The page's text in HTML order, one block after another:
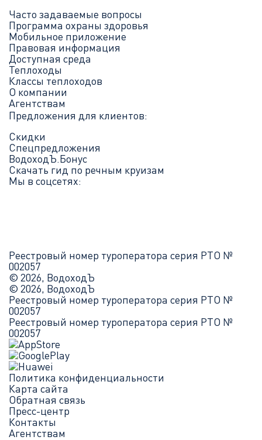
Часто задаваемые вопросы
Программа охраны здоровья
Мобильное приложение
Правовая информация
Доступная среда
Теплоходы
Классы теплоходов
О компании
Агентствам
Предложения для клиентов:
Скидки
Спецпредложения
ВодоходЪ.Бонус
Скачать гид по речным круизам
Мы в соцсетях:
Реестровый номер туроператора серия РТО №
002057
© 2026, ВодоходЪ
© 2026, ВодоходЪ
Реестровый номер туроператора серия РТО №
002057
Реестровый номер туроператора серия РТО №
002057
Политика конфиденциальности
Карта сайта
Обратная связь
Пресс-центр
Контакты
Агентствам